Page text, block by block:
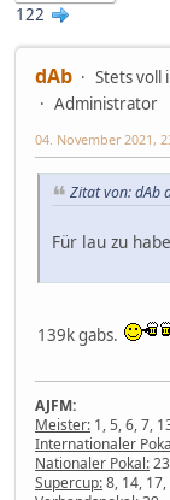
122
dAb
Stets voll
Administrator
04. November 2021,
Zitat von: dAb
Für lau zu
139k gabs.
AJFM:
Meister: 1, 5, 6, 7,
Internationaler
Nationaler Pokal:
Supercup:8, 14,